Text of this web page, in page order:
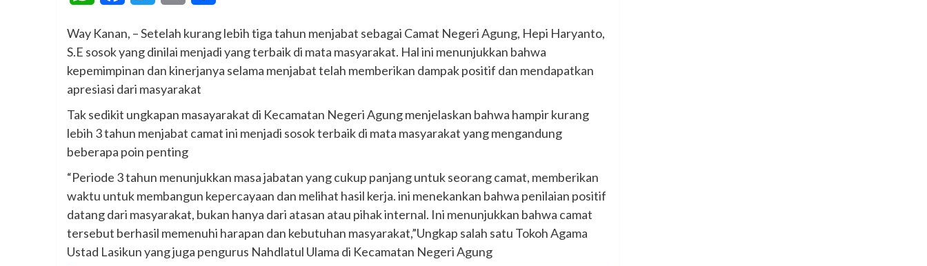
Way Kanan, – Setelah kurang lebih tiga tahun menjabat sebagai Camat Negeri Agung, Hepi Haryanto,
S.E sosok yang dinilai menjadi yang terbaik di mata masyarakat. Hal ini menunjukkan bahwa
kepemimpinan dan kinerjanya selama menjabat telah memberikan dampak positif dan mendapatkan
apresiasi dari masyarakat
Tak sedikit ungkapan masayarakat di Kecamatan Negeri Agung menjelaskan bahwa hampir kurang
lebih 3 tahun menjabat camat ini menjadi sosok terbaik di mata masyarakat yang mengandung
beberapa poin penting
“Periode 3 tahun menunjukkan masa jabatan yang cukup panjang untuk seorang camat, memberikan
waktu untuk membangun kepercayaan dan melihat hasil kerja. ini menekankan bahwa penilaian positif
datang dari masyarakat, bukan hanya dari atasan atau pihak internal. Ini menunjukkan bahwa camat
tersebut berhasil memenuhi harapan dan kebutuhan masyarakat,”Ungkap salah satu Tokoh Agama
Ustad Lasikun yang juga pengurus Nahdlatul Ulama di Kecamatan Negeri Agung